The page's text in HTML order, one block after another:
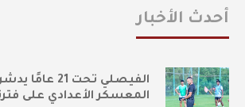
أحدث الأخبار
الفيصلي تحت 21
المعسكر الأعدادي على